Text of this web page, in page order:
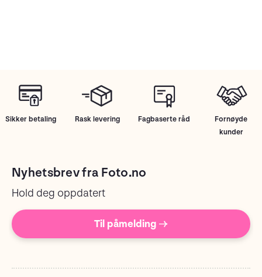
Sikker betaling Rask levering Fagbaserte råd
Fornøyde
kunder
Nyhetsbrev fra Foto.no
Hold deg oppdatert
Til påmelding →